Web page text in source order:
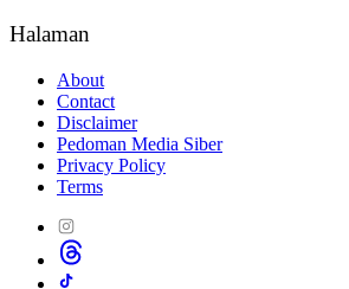
Halaman
About
Contact
Disclaimer
Pedoman Media Siber
Privacy Policy
Terms